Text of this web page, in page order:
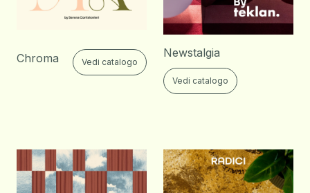
Chroma Vedi catalogo
Newstalgia
Vedi catalogo